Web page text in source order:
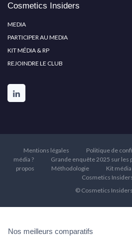
Cosmetics Insiders
MEDIA
PARTICIPER AU MEDIA
KIT MÉDIA & RP
REJOINDRE LE CLUB
Mentions légales Politique de
média ?
Grande enquête 2025 sur
propos
Méthodologie Kit média
Cosmetics
© Cosmetics
Nos meilleurs comparatifs